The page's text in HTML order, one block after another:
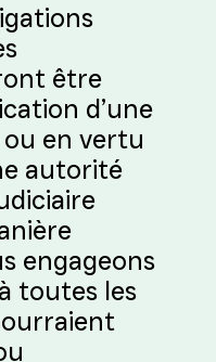
être
d’une
ou en vertu
autorité
engageons
toutes les